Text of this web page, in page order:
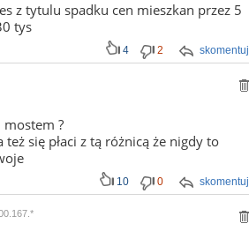
z tytulu spadku cen mieszkan przez 5
tys
skomentuj
4 2
mostem ?
się płaci z tą różnicą że nigdy to
skomentuj
10 0